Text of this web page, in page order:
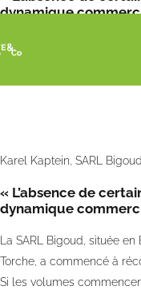
dynamique
Karel Kaptein, SARL
« L’absence de
dynamique
La SARL Bigoud, située
Torche, a commencé à
Si les volumes